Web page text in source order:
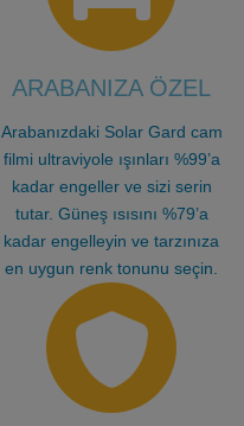
ARABANIZA ÖZEL
Arabanızdaki Solar Gard cam
filmi ultraviyole ışınları %99’a
kadar engeller ve sizi serin
tutar. Güneş ısısını %79’a
kadar engelleyin ve tarzınıza
en uygun renk tonunu seçin.